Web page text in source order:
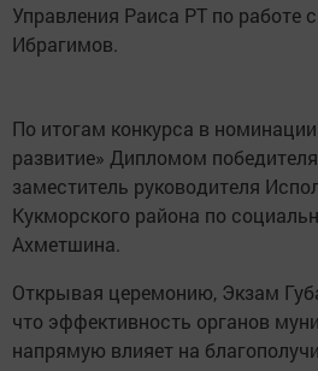
Управления Раиса РТ по работе
Ибрагимов.
По итогам конкурса в
развитие» Дипломом
заместитель руководителя
Кукморского района по
Ахметшина.
Открывая церемонию, Экзам
что эффективность органов
напрямую влияет на